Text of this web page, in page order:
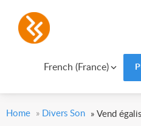
French (France)
Home » Divers Son » Vend